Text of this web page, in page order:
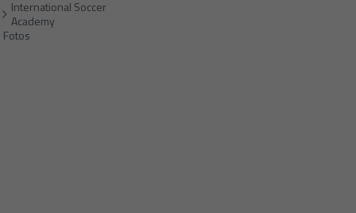
International Soccer
Academy
Fotos